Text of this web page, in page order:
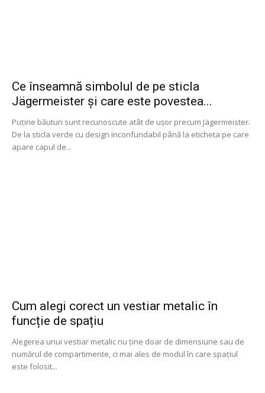
Ce înseamnă simbolul de pe sticla
Jägermeister și care este povestea...
Puține băuturi sunt recunoscute atât de ușor precum Jägermeister.
De la sticla verde cu design inconfundabil până la eticheta pe care
apare capul de...
Cum alegi corect un vestiar metalic în
funcție de spațiu
Alegerea unui vestiar metalic nu ține doar de dimensiune sau de
numărul de compartimente, ci mai ales de modul în care spațiul
este folosit...